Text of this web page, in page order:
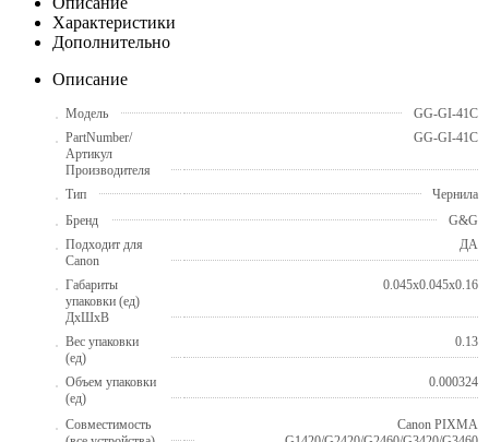
Характеристики
Дополнительно
Описание
Модель
GG-GI-41C
PartNumber/
Артикул
Производителя
GG-GI-41C
Тип
Чернила
Бренд
G&G
Подходит для
Canon
ДА
Габариты
упаковки (ед)
ДхШхВ
0.045x0.045x0.16
Вес упаковки
(ед)
0.13
Объем упаковки
(ед)
0.000324
Совместимость
Canon PIXMA